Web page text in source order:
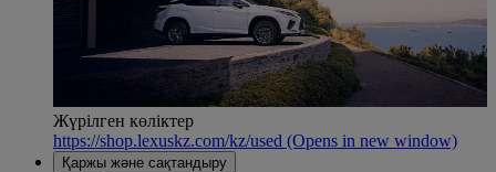
Жүрілген көліктер
https://shop.lexuskz.com/kz/used (Opens in new window)
Қаржы және сақтандыру